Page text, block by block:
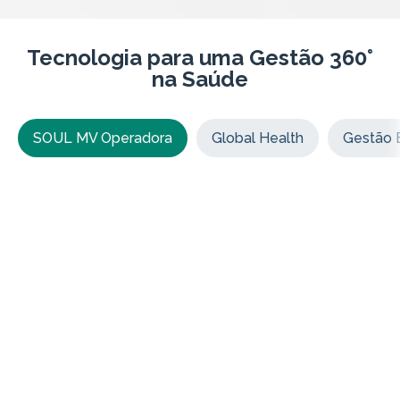
Tecnologia para uma Gestão 360°
na Saúde
SOUL MV Operadora Global Health Gestão